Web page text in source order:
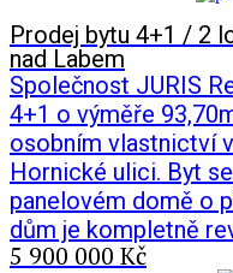
Prodej bytu 4+1 / 2
nad Labem
Společnost JURIS
4+1 o výměře
osobním vlastnictví
Hornické ulici. Byt
panelovém domě o
dům je kompletně
5 900 000 Kč